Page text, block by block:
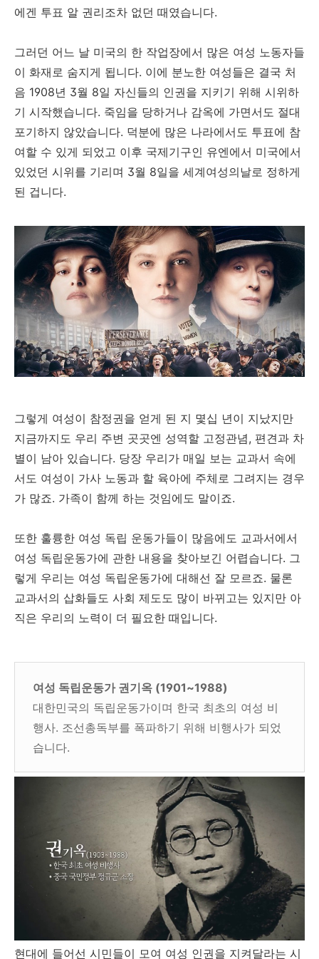
에겐 투표 알 권리조차 없던 때였습니다.
그러던 어느 날 미국의 한 작업장에서 많은 여성 노동자들
이 화재로 숨지게 됩니다. 이에 분노한 여성들은 결국 처
음 1908년 3월 8일 자신들의 인권을 지키기 위해 시위하
기 시작했습니다. 죽임을 당하거나 감옥에 가면서도 절대
포기하지 않았습니다. 덕분에 많은 나라에서도 투표에 참
여할 수 있게 되었고 이후 국제기구인 유엔에서 미국에서
있었던 시위를 기리며 3월 8일을 세계여성의날로 정하게
된 겁니다.
그렇게 여성이 참정권을 얻게 된 지 몇십 년이 지났지만
지금까지도 우리 주변 곳곳엔 성역할 고정관념, 편견과 차
별이 남아 있습니다. 당장 우리가 매일 보는 교과서 속에
서도 여성이 가사 노동과 할 육아에 주체로 그려지는 경우
가 많죠. 가족이 함께 하는 것임에도 말이죠.
또한 훌륭한 여성 독립 운동가들이 많음에도 교과서에서
여성 독립운동가에 관한 내용을 찾아보긴 어렵습니다. 그
렇게 우리는 여성 독립운동가에 대해선 잘 모르죠. 물론
교과서의 삽화들도 사회 제도도 많이 바뀌고는 있지만 아
직은 우리의 노력이 더 필요한 때입니다.
여성 독립운동가 권기옥 (1901~1988)
대한민국의 독립운동가이며 한국 최초의 여성 비
행사. 조선총독부를 폭파하기 위해 비행사가 되었
습니다.
현대에 들어선 시민들이 모여 여성 인권을 지켜달라는 시